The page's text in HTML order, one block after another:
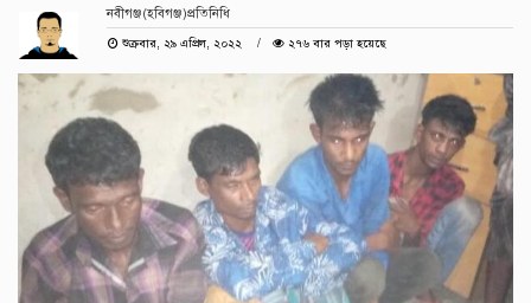
নবীগঞ্জ(হবিগঞ্জ)প্রতিনিধি
শুক্রবার, ২৯ এপ্রিল, ২০২২
২৭৬ বার পড়া হয়েছে